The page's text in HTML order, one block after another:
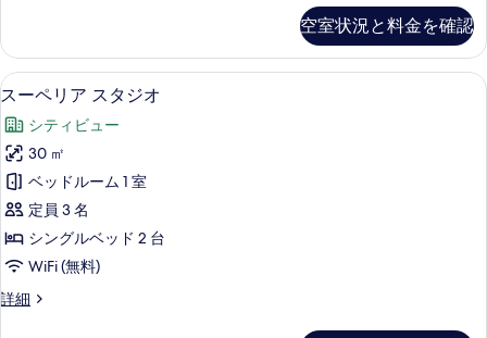
の
す
べ
て
の
写
真
を
表
示
ス
ス
タ
オ
の
詳
細
空室状況と料金を確認
ス
ー
ペ
リ
ア
ス
タ
オ
セーフティボックス (室内)、ノート
6
スーペリア スタジオ
シティビュー
30 ㎡
ベッドルーム 1 室
定員 3 名
シングルベッド 2 台
WiFi (無料)
詳細
ス